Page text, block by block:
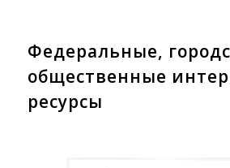
Федеральные,
общественные
ресурсы